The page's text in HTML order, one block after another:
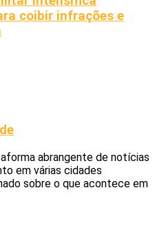
coibir infrações e
abrangente de notícias
em várias cidades
sobre o que acontece em